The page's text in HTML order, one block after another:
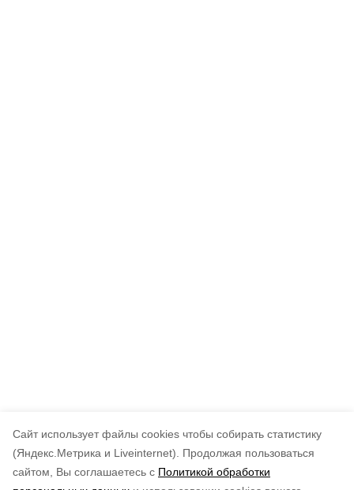
Cайт использует файлы cookies чтобы собирать статистику
(Яндекс.Метрика и Liveinternet).
Продолжая пользоваться
сайтом, Вы соглашаетесь с Политикой обработки